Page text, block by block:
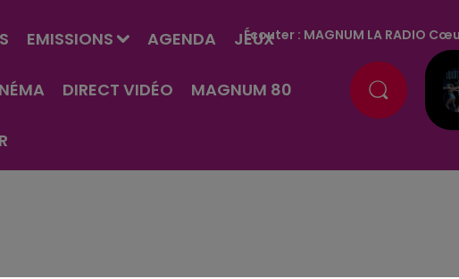
EMISSIONS AGENDA JEUX
DIRECT VIDÉO MAGNUM 80
Écouter : MAGNUM LA RADIO